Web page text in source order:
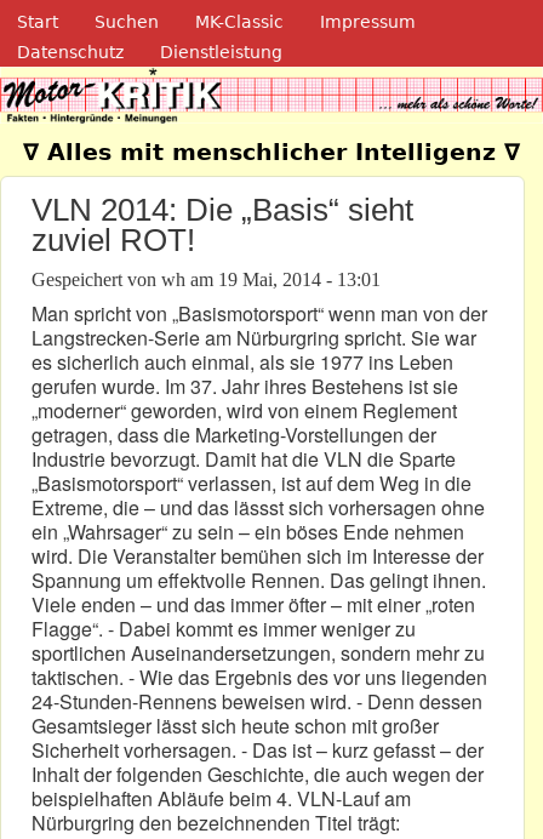
Direkt zum Inhalt
Navigation
Start Suchen MK-Classic
Impressum
Datenschutz
Dienstleistung
Motor-Kritik.de
∇ Alles mit menschlicher Intelligenz ∇
VLN 2014: Die „Basis“ sieht
zuviel ROT!
Gespeichert von wh am 19 Mai, 2014 - 13:01
Man spricht von „Basismotorsport“ wenn man von der
Langstrecken-Serie am Nürburgring spricht. Sie war
es sicherlich auch einmal, als sie 1977 ins Leben
gerufen wurde. Im 37. Jahr ihres Bestehens ist sie
„moderner“ geworden, wird von einem Reglement
getragen, dass die Marketing-Vorstellungen der
Industrie bevorzugt. Damit hat die VLN die Sparte
„Basismotorsport“ verlassen, ist auf dem Weg in die
Extreme, die – und das lässst sich vorhersagen ohne
ein „Wahrsager“ zu sein – ein böses Ende nehmen
wird. Die Veranstalter bemühen sich im Interesse der
Spannung um effektvolle Rennen. Das gelingt ihnen.
Viele enden – und das immer öfter – mit einer „roten
Flagge“. - Dabei kommt es immer weniger zu
sportlichen Auseinandersetzungen, sondern mehr zu
taktischen. - Wie das Ergebnis des vor uns liegenden
24-Stunden-Rennens beweisen wird. - Denn dessen
Gesamtsieger lässt sich heute schon mit großer
Sicherheit vorhersagen. - Das ist – kurz gefasst – der
Inhalt der folgenden Geschichte, die auch wegen der
beispielhaften Abläufe beim 4. VLN-Lauf am
Nürburgring den bezeichnenden Titel trägt: